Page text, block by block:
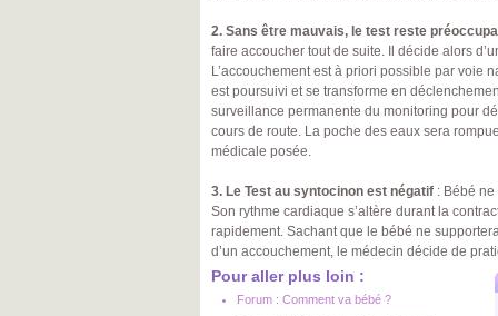
2. Sans être mauvais, le test reste
faire accoucher tout de suite. Il décide alors
L’accouchement est à priori possible par voie
est poursuivi et se transforme en
surveillance permanente du monitoring pour
cours de route. La poche des eaux sera
médicale posée.
3. Le Test au syntocinon est négatif : Bébé
Son rythme cardiaque s’altère durant la
rapidement. Sachant que le bébé ne
d’un accouchement, le médecin décide de
Pour aller plus loin :
Forum : Comment va bébé ?